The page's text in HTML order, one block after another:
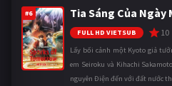
#6 Tia Sáng Của Ngày
FULL HD VIETSUB 10
Lấy bối cảnh một Kyoto giả
em Seiroku và Kihachi
nguyên Điện đến với đất nước